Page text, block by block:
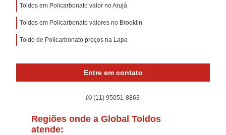
Toldos em Policarbonato valor no Arujá
Toldos em Policarbonato valores no Brooklin
Toldo de Policarbonato preços na Lapa
Entre em contato
(11) 95051-8863
Regiões onde a Global Toldos
atende: